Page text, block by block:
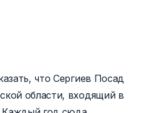
что Сергиев Посад
области, входящий в